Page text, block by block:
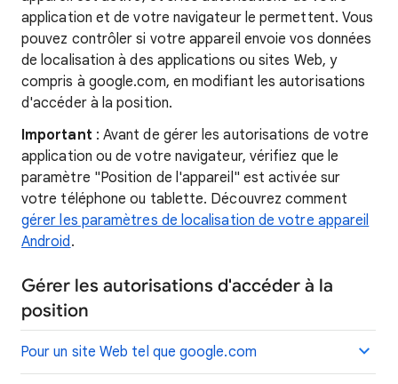
application et de votre navigateur le permettent. Vous
pouvez contrôler si votre appareil envoie vos données
de localisation à des applications ou sites Web, y
compris à google.com, en modifiant les autorisations
d'accéder à la position.
Important : Avant de gérer les autorisations de votre
application ou de votre navigateur, vérifiez que le
paramètre "Position de l'appareil" est activée sur
votre téléphone ou tablette. Découvrez comment
gérer les paramètres de localisation de votre appareil
Android.
Gérer les autorisations d'accéder à la
position
Pour un site Web tel que google.com